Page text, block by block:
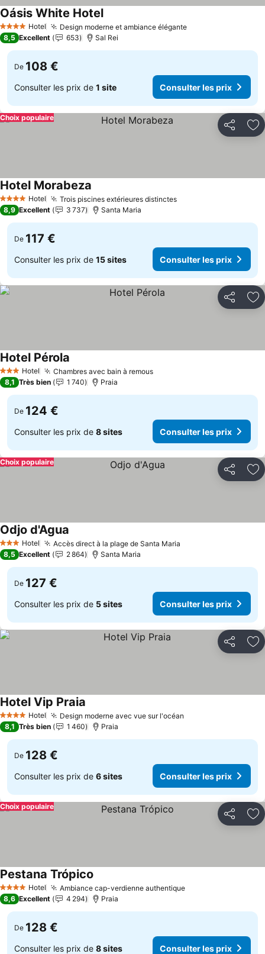
4 Étoiles Hotel Design moderne et ambiance éléganteConsulter les prix
Oásis White HotelConsulter les prix
8,5 Excellent 653 Sal Rei
De 108 €
Consulter les prix de 1 site Consulter les prix
Partager
Choix populaire
4 Étoiles Hotel Trois piscines extérieures distinctesConsulter les prix
Hotel Morabeza
8,9 Excellent 3 737 Santa Maria
De 117 €
Consulter les prix de 15 sites Consulter les prix
Partager
3 ÉtoilesHotel Chambres avec bain à remousConsulter les prix
Hotel Pérola
8,1 Très bien 1 740 Praia
De 124 €
Consulter les prix de 8 sites Consulter les prix
Partager
Choix populaire
3 ÉtoilesHotel Accès direct à la plage de Santa Maria
Odjo d'Agua
8,5 Excellent 2 864 Santa Maria
De 127 €
Consulter les prix de 5 sites Consulter les prix
Partager
4 Étoiles Hotel Design moderne avec vue sur l'océan
Hotel Vip Praia
8,1 Très bien 1 460 Praia
De 128 €
Consulter les prix de 6 sites Consulter les prix
Partager
Choix populaire
4 Étoiles Hotel Ambiance cap-verdienne authentiqueConsulter les prix
Pestana Trópico
8,6 Excellent 4 294 Praia
De 128 €
Consulter les prix de 8 sites Consulter les prix